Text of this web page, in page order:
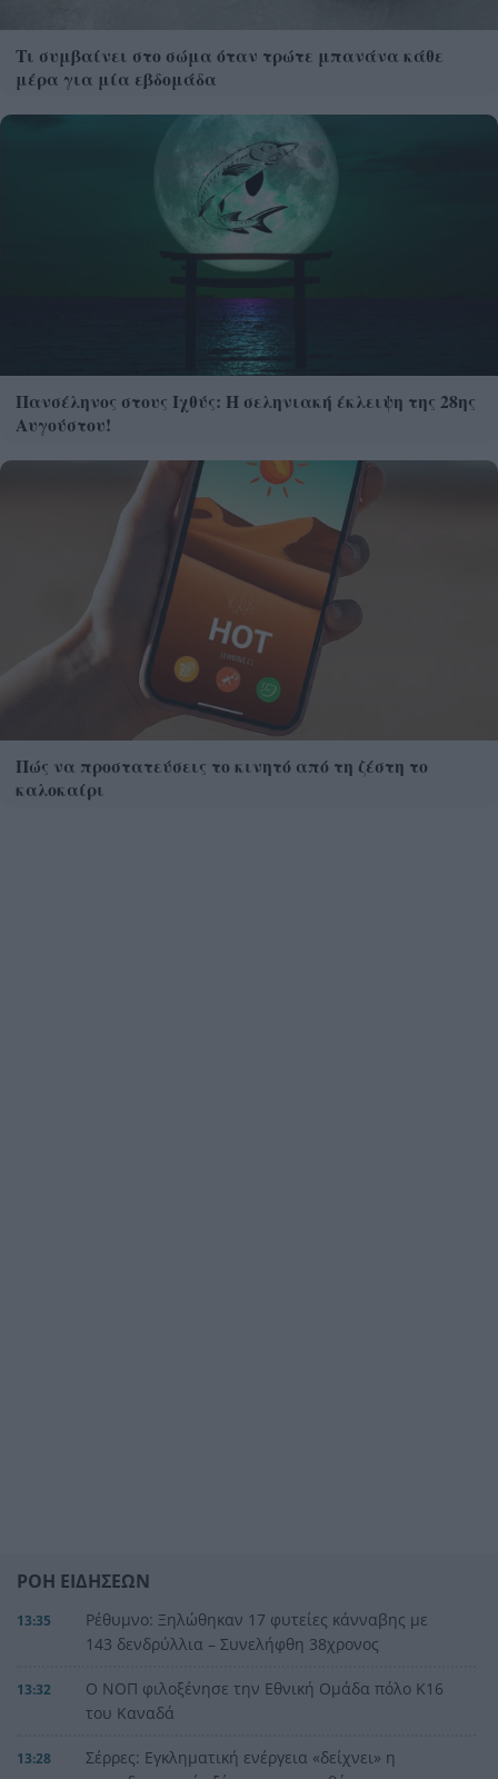
Τι συμβαίνει στο σώμα όταν τρώτε μπανάνα κάθε
μέρα για μία εβδομάδα
Πανσέληνος στους Ιχθύς: Η σεληνιακή έκλειψη της 28ης
Αυγούστου!
Πώς να προστατεύσεις το κινητό από τη ζέστη το
καλοκαίρι
ΡΟΗ ΕΙΔΗΣΕΩΝ
13:35
Ρέθυμνο: Ξηλώθηκαν 17 φυτείες κάνναβης με
143 δενδρύλλια – Συνελήφθη 38χρονος
13:32
Ο ΝΟΠ φιλοξένησε την Εθνική Ομάδα πόλο Κ16
του Καναδά
13:28
Σέρρες: Εγκληματική ενέργεια «δείχνει» η